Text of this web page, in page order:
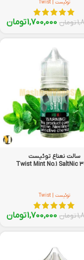
توئیست | Twist
تومان 1,700,000تومان
سالت نعناع توئیست
Twist Mint No.1 SaltNic
توئیست | Twist
تومان 1,700,000تومان